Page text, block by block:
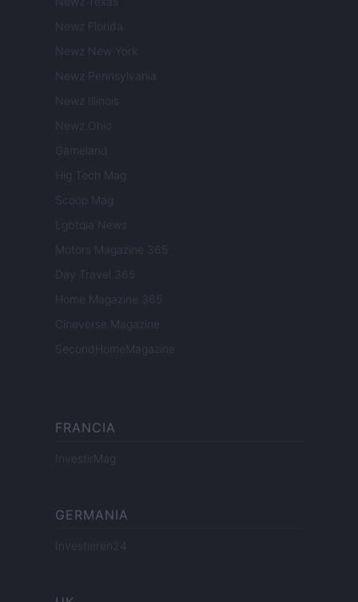
Newz Florida
Newz New York
Newz Pennsylvania
Newz Illinois
Newz Ohio
Gameland
Hig Tech Mag
Scoop Mag
Lgbtqia News
Motors Magazine 365
Day Travel 365
Home Magazine 365
Cineverse Magazine
SecondHomeMagazine
FRANCIA
InvestirMag
GERMANIA
Investieren24